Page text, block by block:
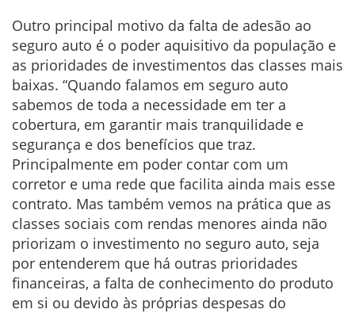
Outro principal motivo da falta de adesão ao
seguro auto é o poder aquisitivo da população e
as prioridades de investimentos das classes mais
baixas. “Quando falamos em seguro auto
sabemos de toda a necessidade em ter a
cobertura, em garantir mais tranquilidade e
segurança e dos benefícios que traz.
Principalmente em poder contar com um
corretor e uma rede que facilita ainda mais esse
contrato. Mas também vemos na prática que as
classes sociais com rendas menores ainda não
priorizam o investimento no seguro auto, seja
por entenderem que há outras prioridades
financeiras, a falta de conhecimento do produto
em si ou devido às próprias despesas do